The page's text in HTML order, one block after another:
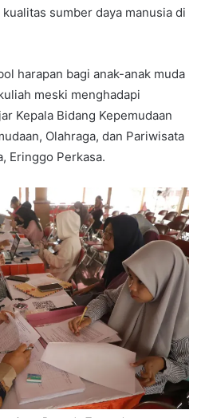
sumber daya manusia di
harapan bagi anak-anak muda
meski menghadapi
Kepala Bidang Kepemudaan
Olahraga, dan Pariwisata
Eringgo Perkasa.